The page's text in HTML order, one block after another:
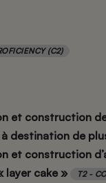
(C2)
et construction
destination de
et construction
layer cake »
T2 -